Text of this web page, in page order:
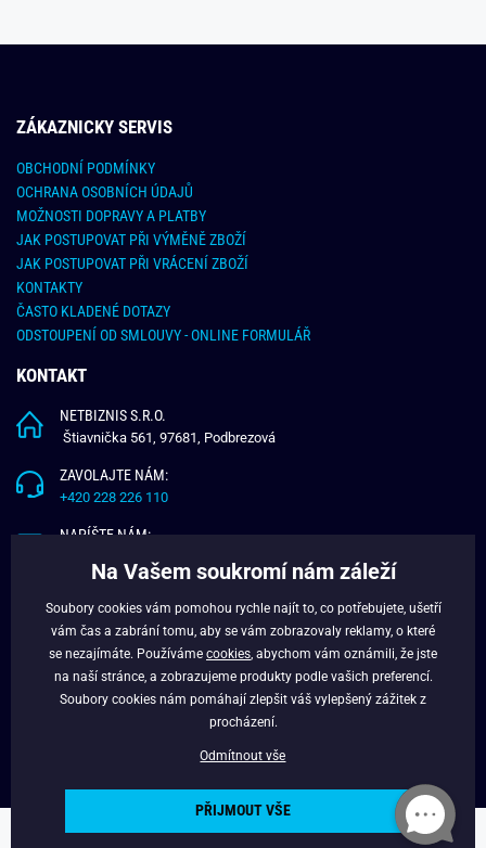
ZÁKAZNICKY SERVIS
OBCHODNÍ PODMÍNKY
OCHRANA OSOBNÍCH ÚDAJŮ
MOŽNOSTI DOPRAVY A PLATBY
JAK POSTUPOVAT PŘI VÝMĚNĚ ZBOŽÍ
JAK POSTUPOVAT PŘI VRÁCENÍ ZBOŽÍ
KONTAKTY
ČASTO KLADENÉ DOTAZY
ODSTOUPENÍ OD SMLOUVY - ONLINE FORMULÁŘ
KONTAKT
NETBIZNIS S.R.O.
Štiavnička 561, 97681, Podbrezová
ZAVOLAJTE NÁM:
+420 228 226 110
NAPÍŠTE NÁM:
O NÁS
VĚRNOSTNÍ PROGRAM
Copyright © 2024 - Budchlap.cz Všechna práva vyhrazena. webdesign ©
Na Vašem soukromí nám záleží
Soubory cookies vám pomohou rychle najít to, co potřebujete, ušetří
vám čas a zabrání tomu, aby se vám zobrazovaly reklamy, o které
se nezajímáte. Používáme cookies , abychom vám oznámili, že jste
na naší stránce, a zobrazujeme produkty podle vašich preferencí.
Soubory cookies nám pomáhají zlepšit váš vylepšený zážitek z
procházení.
Odmítnout vše
PŘIJMOUT VŠE